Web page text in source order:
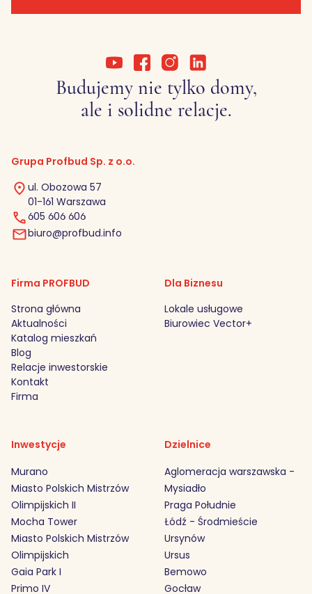
Budujemy nie tylko domy,
ale i solidne relacje.
Grupa Profbud Sp. z o.o.
ul. Obozowa 57
01-161 Warszawa
605 606 606
biuro@profbud.info
Firma PROFBUD
Strona główna
Aktualności
Katalog mieszkań
Blog
Relacje inwestorskie
Kontakt
Firma
Dla Biznesu
Lokale usługowe
Biurowiec Vector+
Inwestycje
Murano
Miasto Polskich Mistrzów
Olimpijskich II
Mocha Tower
Miasto Polskich Mistrzów
Olimpijskich
Gaia Park I
Primo IV
Dzielnice
Aglomeracja warszawska -
Mysiadło
Praga Południe
Łódź - Środmieście
Ursynów
Ursus
Bemowo
Gocław